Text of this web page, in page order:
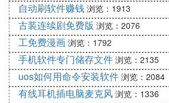
自动刷软件赚钱 浏览：1913
古装连续剧免费版 浏览：2076
工免费漫画 浏览：1792
手机软件专门储存文件 浏览：2135
uos如何用命令安装软件 浏览：2084
有线耳机插电脑麦克风 浏览：1336